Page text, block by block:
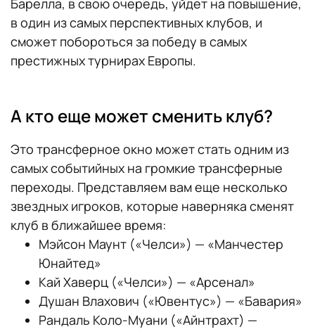
в один из самых перспективных клубов, и
сможет побороться за победу в самых
престижных турнирах Европы.
А кто еще может сменить клуб?
Это трансферное окно может стать одним из
самых событийных на громкие трансферные
переходы. Представляем вам еще несколько
звездных игроков, которые наверняка сменят
клуб в ближайшее время:
Мэйсон Маунт («Челси») — «Манчестер
Юнайтед»
Кай Хаверц («Челси») — «Арсенал»
Душан Влахович («Ювентус») — «Бавария»
Рандаль Коло-Муани («Айнтрахт) —